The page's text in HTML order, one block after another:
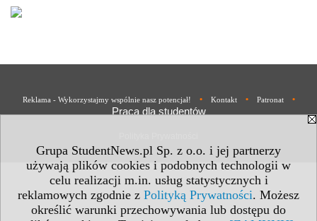
Grupa StudentNews.pl Sp. z o.o. i jej partnerzy
używają plików cookies i podobnych technologii w
celu realizacji m.in. usług statystycznych i
reklamowych zgodnie z Polityką Prywatności. Możesz
określić warunki przechowywania lub dostępu do
Reklama - Wykorzystajmy wspólnie nasz potencjał! • Kontakt • Patronat •
Praca dla studentów